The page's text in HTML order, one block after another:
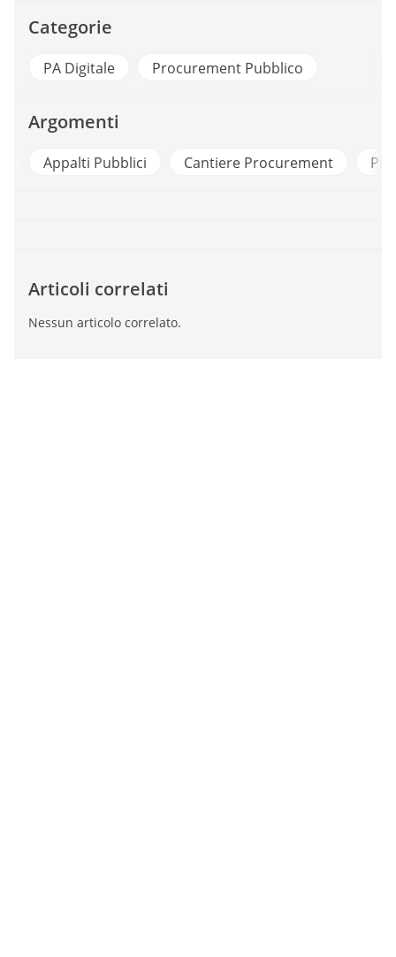
Categorie
PA Digitale Procurement Pubblico
Argomenti
Pubblici Cantiere Procurement
Articoli correlati
Nessun articolo correlato.